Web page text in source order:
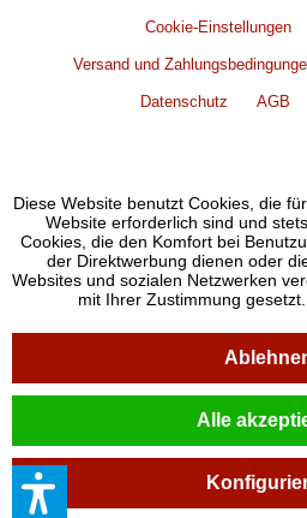
Cookie-Einstellungen
Versand und
Datenschutz AGB
Diese Website benutzt Cookies, die
Website erforderlich sind und
Cookies, die den Komfort bei
der Direktwerbung dienen oder
Websites und sozialen Netzwerken
mit Ihrer Zustimmung gesetzt.
Alle